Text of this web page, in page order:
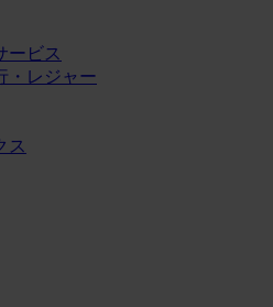
ービス
・レジャー
ス